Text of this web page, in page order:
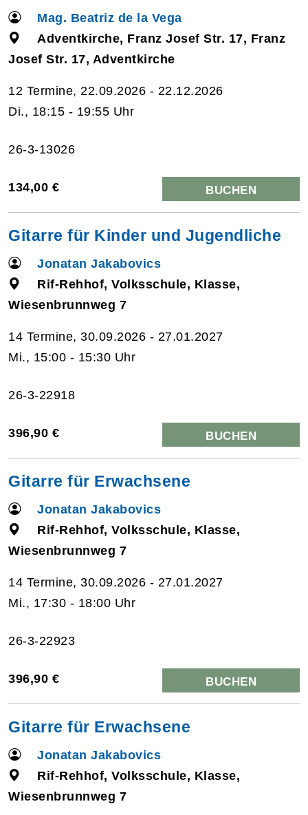
Mag. Beatriz de la Vega
Adventkirche, Franz Josef Str. 17, Franz
Josef Str. 17, Adventkirche
12 Termine, 22.09.2026 - 22.12.2026
Di., 18:15 - 19:55 Uhr
26-3-13026
134,00 € BUCHEN
Gitarre für Kinder und Jugendliche
Jonatan Jakabovics
Rif-Rehhof, Volksschule, Klasse,
Wiesenbrunnweg 7
14 Termine, 30.09.2026 - 27.01.2027
Mi., 15:00 - 15:30 Uhr
26-3-22918
396,90 € BUCHEN
Gitarre für Erwachsene
Jonatan Jakabovics
Rif-Rehhof, Volksschule, Klasse,
Wiesenbrunnweg 7
14 Termine, 30.09.2026 - 27.01.2027
Mi., 17:30 - 18:00 Uhr
26-3-22923
396,90 € BUCHEN
Gitarre für Erwachsene
Jonatan Jakabovics
Rif-Rehhof, Volksschule, Klasse,
Wiesenbrunnweg 7